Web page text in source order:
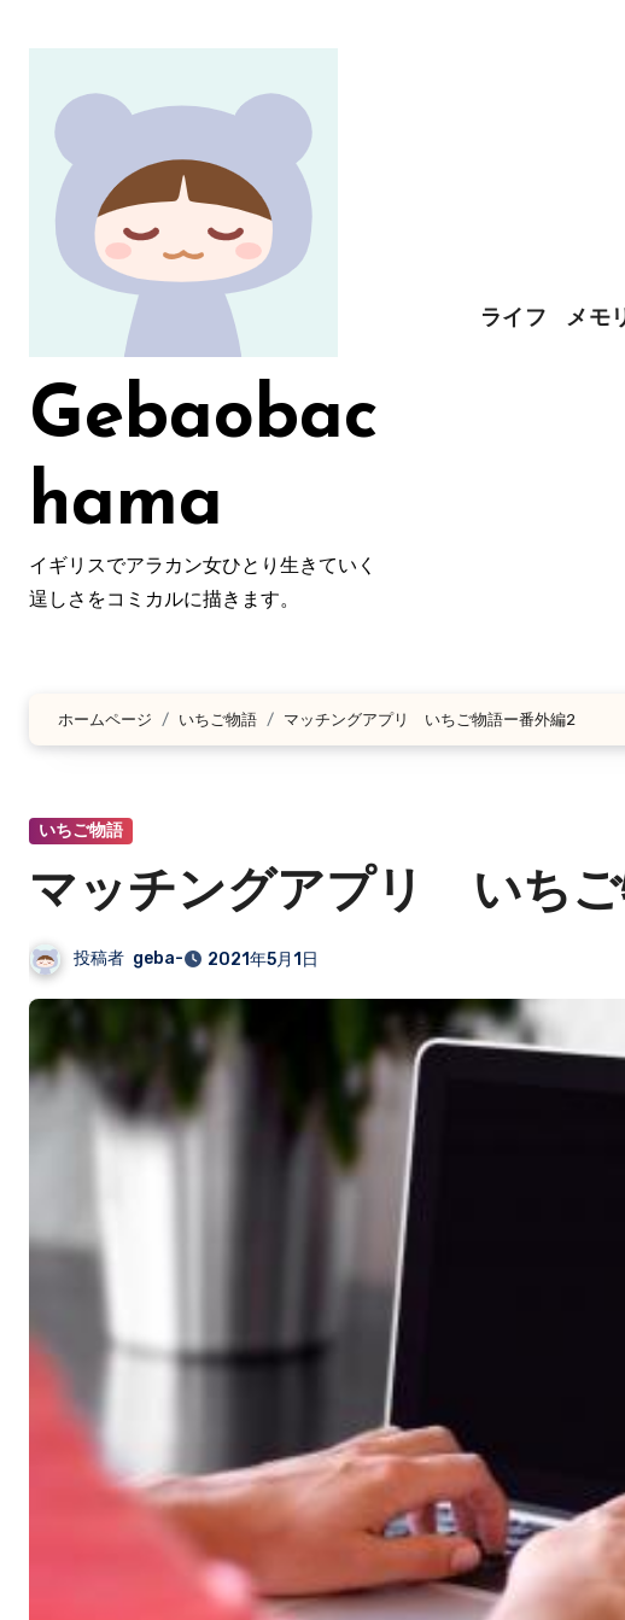
Gebaobac
hama
イギリスでアラカン女ひとり生きていく
逞しさをコミカルに描きます。
ライフ メモ
ホームページ いちご物語 マッチングアプリ いちご物語ー番外編2
いちご物語
マッチングアプリ いちご
投稿者 geba- 2021年5月1日